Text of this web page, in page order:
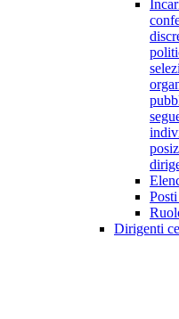
Dirigenti